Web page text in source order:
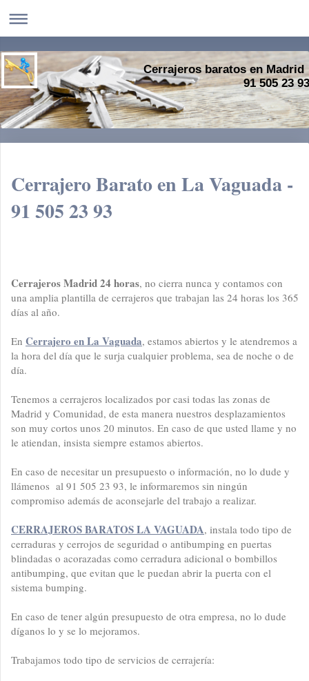
Cerrajeros baratos en Madrid
91 505 23
Cerrajero Barato en La Vaguada -
91 505 23 93
Cerrajeros Madrid 24 horas, no cierra nunca y contamos con
una amplia plantilla de cerrajeros que trabajan las 24 horas los 365
días al año.
En Cerrajero en La Vaguada, estamos abiertos y le atendremos a
la hora del día que le surja cualquier problema, sea de noche o de
día.
Tenemos a cerrajeros localizados por casi todas las zonas de
Madrid y Comunidad, de esta manera nuestros desplazamientos
son muy cortos unos 20 minutos. En caso de que usted llame y no
le atiendan, insista siempre estamos abiertos.
En caso de necesitar un presupuesto o información, no lo dude y
llámenos al 91 505 23 93, le informaremos sin ningún
compromiso además de aconsejarle del trabajo a realizar.
CERRAJEROS BARATOS LA VAGUADA, instala todo tipo de
cerraduras y cerrojos de seguridad o antibumping en puertas
blindadas o acorazadas como cerradura adicional o bombillos
antibumping, que evitan que le puedan abrir la puerta con el
sistema bumping.
En caso de tener algún presupuesto de otra empresa, no lo dude
díganos lo y se lo mejoramos.
Trabajamos todo tipo de servicios de cerrajería: